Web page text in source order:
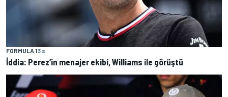
FORMULA 13 s
İddia: Perez’in menajer ekibi, Williams ile görüştü